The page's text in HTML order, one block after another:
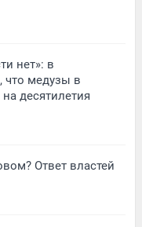
нет»: в
что медузы в
десятилетия
Ответ властей